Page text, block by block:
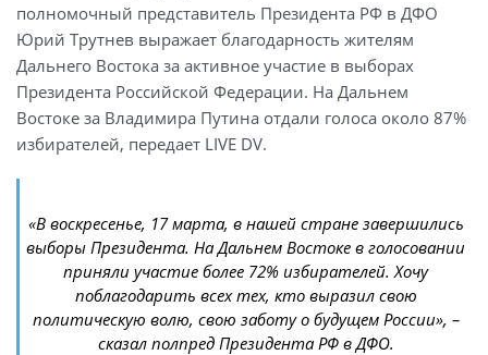
полномочный представитель Президента РФ в ДФО
Юрий Трутнев выражает благодарность жителям
Дальнего Востока за активное участие в выборах
Президента Российской Федерации. На Дальнем
Востоке за Владимира Путина отдали голоса около 87%
избирателей, передает LIVE DV.
«В воскресенье, 17 марта, в нашей стране завершились
выборы Президента. На Дальнем Востоке в голосовании
приняли участие более 72% избирателей. Хочу
поблагодарить всех тех, кто выразил свою
политическую волю, свою заботу о будущем России», –
сказал полпред Президента РФ в ДФО.